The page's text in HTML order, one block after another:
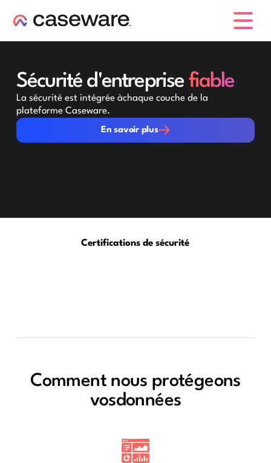
Sécurité d'entreprise fiable
La sécurité est intégrée àchaque couche de la
plateforme Caseware.
En savoir plus
En savoir plus
Certifications de sécurité
Comment nous protégeons
vosdonnées